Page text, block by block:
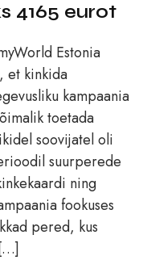
4165 eurot
Estonia
et kinkida
kampaania
toetada
soovijatel oli
suurperede
ning
fookuses
pered, kus